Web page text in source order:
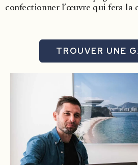
confectionner l’œuvre qui fera la
TROUVER UNE